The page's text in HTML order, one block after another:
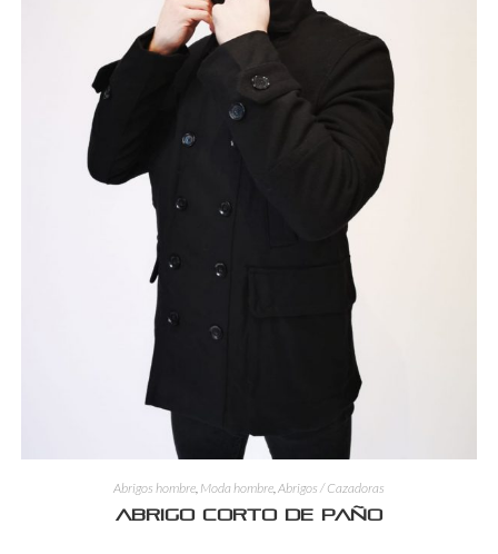
Abrigos hombre, Moda hombre,Abrigos / Cazadoras
Abrigo corto de paño